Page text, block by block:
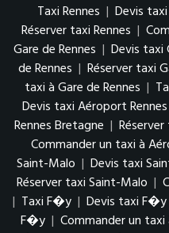
Taxi Rennes | Devis taxi
Réserver taxi Rennes |
Gare de Rennes | Devis taxi
de Rennes | Réserver taxi
taxi à Gare de Rennes |
Devis taxi Aéroport
Rennes Bretagne |
Commander un taxi à
Saint-Malo | Devis taxi
Réserver taxi Saint-Malo |
| Taxi F�y | Devis taxi F�y
F�y | Commander un